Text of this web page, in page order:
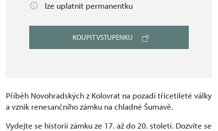
lze uplatnit permanentku
KOUPIT VSTUPENKU
Příběh Novohradských z Kolovrat na pozadí třicetileté války
a vznik renesančního zámku na chladné Šumavě.
Vydejte se historií zámku ze 17. až do 20. století. Dozvíte se